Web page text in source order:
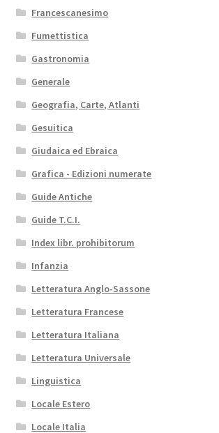
Francescanesimo
Fumettistica
Gastronomia
Generale
Geografia, Carte, Atlanti
Gesuitica
Giudaica ed Ebraica
Grafica - Edizioni numerate
Guide Antiche
Guide T.C.I.
Index libr. prohibitorum
Infanzia
Letteratura Anglo-Sassone
Letteratura Francese
Letteratura Italiana
Letteratura Universale
Linguistica
Locale Estero
Locale Italia